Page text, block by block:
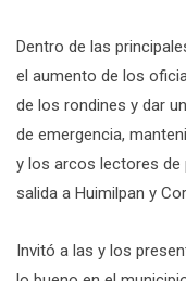
Dentro de las
el aumento de los
de los rondines y dar
de emergencia,
y los arcos lectores de
salida a Huimilpan y
Invitó a las y los